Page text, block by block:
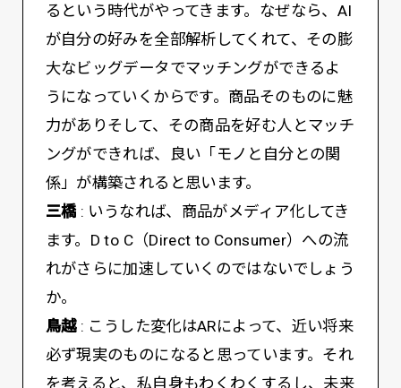
るという時代がやってきます。なぜなら、AI
が自分の好みを全部解析してくれて、その膨
大なビッグデータでマッチングができるよ
うになっていくからです。商品そのものに魅
力がありそして、その商品を好む人とマッチ
ングができれば、良い「モノと自分との関
係」が構築されると思います。
三橋: いうなれば、商品がメディア化してき
ます。D to C（Direct to Consumer）への流
れがさらに加速していくのではないでしょう
か。
鳥越 : こうした変化はARによって、近い将来
必ず現実のものになると思っています。それ
を考えると、私自身もわくわくするし、未来